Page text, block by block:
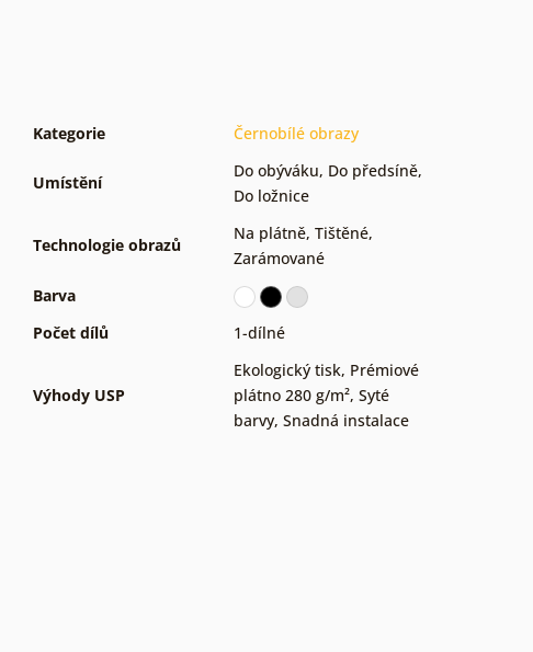
Kategorie Černobílé obrazy
Umístění
Do obýváku, Do předsíně,
Do ložnice
Technologie obrazů
Na plátně, Tištěné,
Zarámované
Barva
Počet dílů
1-dílné
Výhody USP
Ekologický tisk, Prémiové
plátno 280 g/m², Syté
barvy, Snadná instalace